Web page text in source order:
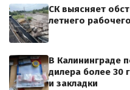
СК выясняет
летнего
В Калининграде
дилера более 30
и закладки